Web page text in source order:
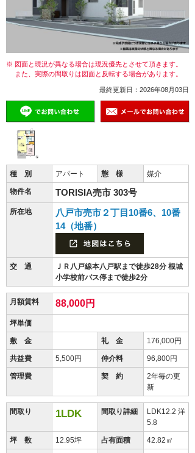
※ 図面と現況が異なる場合は現況優先とさせて頂きます。
また、実際の間取りは図面と反転する場合があります。
最終更新日：2026年08月03日
種 別 アパート 態 様 媒介
物件名 TORISIA売市 303号
所在地
八戸市売市２丁目10番6、10番
14（地番）
交 通
ＪＲ八戸線本八戸駅まで徒歩28分 根城
小学校前バス停まで徒歩2分
月額賃料 88,000円
坪単価
敷 金 礼 金 176,000円
共益費 5,500円 仲介料 96,800円
管理費 契 約
2年毎の更
新
間取り 1LDK 間取り詳細
LDK12.2 洋
5.8
坪 数 12.95坪 占有面積 42.82㎡